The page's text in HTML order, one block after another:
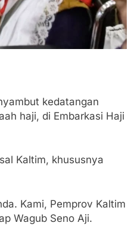
kedatangan
haji, di Embarkasi Haji
Kaltim, khususnya
Kami, Pemprov Kaltim
Wagub Seno Aji.